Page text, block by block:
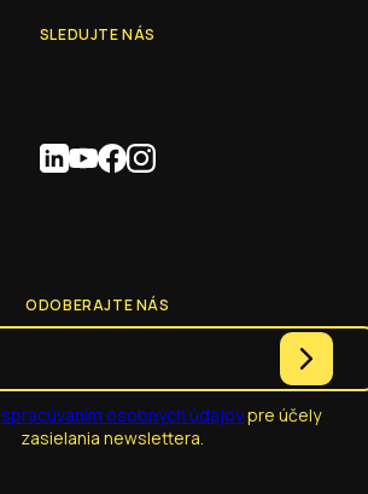
SLEDUJTE NÁS
ODOBERAJTE NÁS
spracúvaním osobných údajovpre účely
zasielania newslettera.